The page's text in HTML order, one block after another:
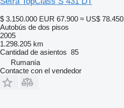
$ 3.150.000 EUR 67.900 ≈ US$ 78.450
Autobús de dos pisos
2005
1.298.205 km
Cantidad de asientos 85
Rumanía
Contacte con el vendedor